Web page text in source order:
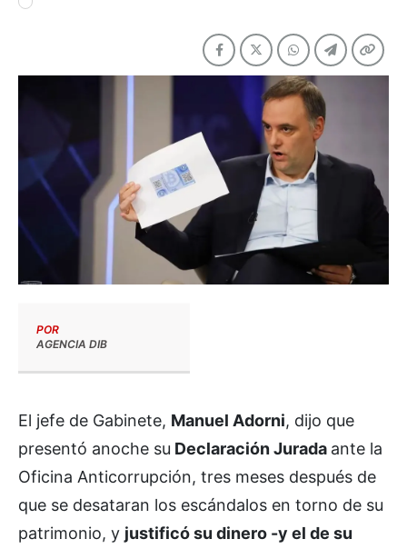
POR
AGENCIA DIB
El jefe de Gabinete, Manuel Adorni, dijo que
presentó anoche su Declaración Jurada ante la
Oficina Anticorrupción, tres meses después de
que se desataran los escándalos en torno de su
patrimonio, y justificó su dinero -y el de su